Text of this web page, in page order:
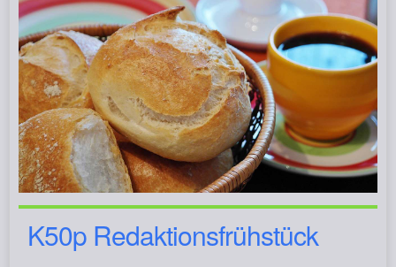
K50p Redaktionsfrühstück